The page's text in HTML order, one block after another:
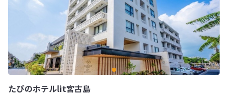
たびのホテルlit宮古島